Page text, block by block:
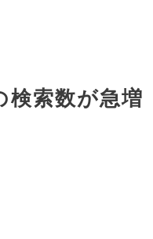
検索数が急増